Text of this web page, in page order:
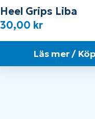
Heel Grips Liba
30,00 kr
Läs mer /